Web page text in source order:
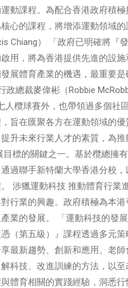
動課程。為配合香港政府積
心的課程，將增添運動領域
Chiang） 「政府已明確將『
用，將為香港提供先進的設
展體育產業的機遇，最重要
總裁麥偉彬（Robbie
欖球賽外，也帶領過多個社
旨在匯聚各方在運動領域的
升未來行業人才的素質，為
標的關鍵之一。基於欖總擁
過聯手新特蘭大學香港分校
涉獵運動科技 推動體育行業
行業的興趣。政府積極為本
業的發展。 「運動科技的發
（第五級）』課程透過多元
最新趨勢、創新和應用。老
科技、改進訓練的方法，以
體育相關的實踐經驗，洞悉